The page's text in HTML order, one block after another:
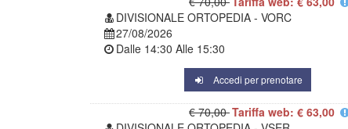
DIVISIONALE ORTOPEDIA - VORC
27/08/2026
Dalle 14:30 Alle 15:30
Accedi per prenotare
€ 70,00Tariffa web: € 63,00